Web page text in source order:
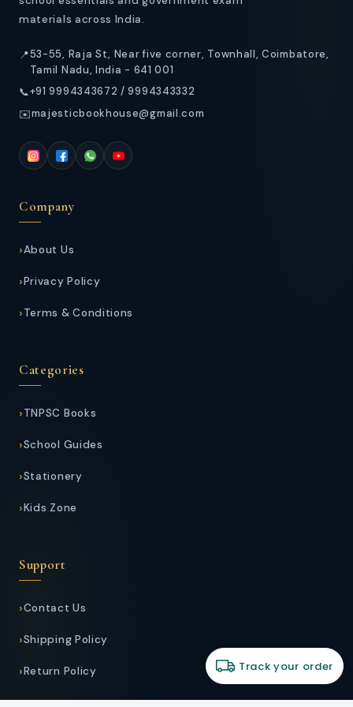
materials across India.
📍53-55, Raja St, Near five corner, Townhall, Coimbatore,
Tamil Nadu, India - 641 001
📞+91 9994343672 / 9994343332
✉️majesticbookhouse@gmail.com
Company
About Us
Privacy Policy
Terms & Conditions
Categories
TNPSC Books
School Guides
Stationery
Kids Zone
Support
Contact Us
Shipping Policy
Return Policy Track your order